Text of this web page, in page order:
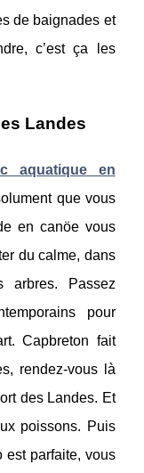
de baignades et
c’est ça les
Landes
aquatique en
que vous
en canöe vous
du calme, dans
arbres. Passez
pour
Capbreton fait
rendez-vous là
des Landes. Et
poissons. Puis
est parfaite, vous